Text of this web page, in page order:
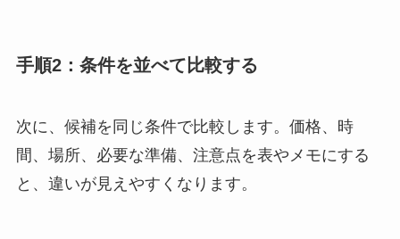
手順2：条件を並べて比較する
次に、候補を同じ条件で比較します。価格、時
間、場所、必要な準備、注意点を表やメモにする
と、違いが見えやすくなります。